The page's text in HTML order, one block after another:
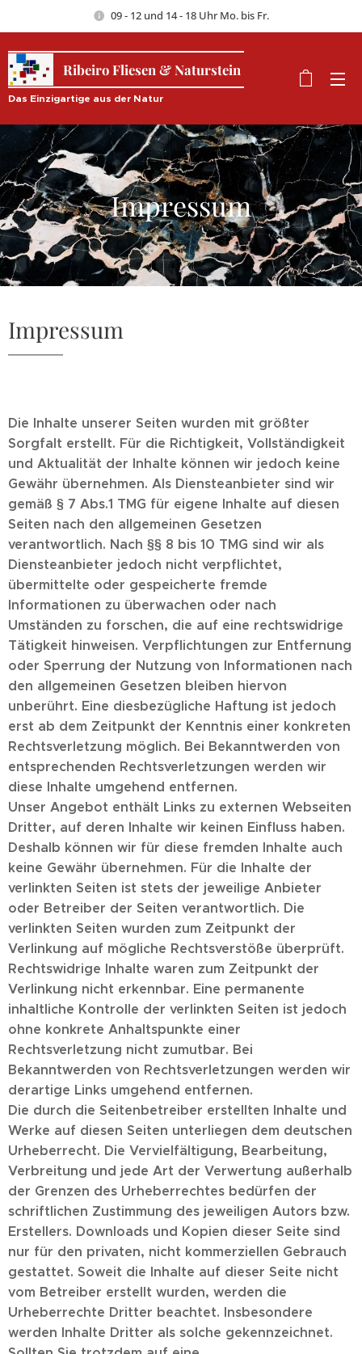
09 - 12 und 14 - 18 Uhr Mo. bis Fr.
Ribeiro Fliesen & Naturstein
Das Einzigartige aus der Natur
Impressum
Impressum
Die Inhalte unserer Seiten wurden mit größter
Sorgfalt erstellt. Für die Richtigkeit, Vollständigkeit
und Aktualität der Inhalte können wir jedoch keine
Gewähr übernehmen. Als Diensteanbieter sind wir
gemäß § 7 Abs.1 TMG für eigene Inhalte auf diesen
Seiten nach den allgemeinen Gesetzen
verantwortlich. Nach §§ 8 bis 10 TMG sind wir als
Diensteanbieter jedoch nicht verpflichtet,
übermittelte oder gespeicherte fremde
Informationen zu überwachen oder nach
Umständen zu forschen, die auf eine rechtswidrige
Tätigkeit hinweisen. Verpflichtungen zur Entfernung
oder Sperrung der Nutzung von Informationen nach
den allgemeinen Gesetzen bleiben hiervon
unberührt. Eine diesbezügliche Haftung ist jedoch
erst ab dem Zeitpunkt der Kenntnis einer konkreten
Rechtsverletzung möglich. Bei Bekanntwerden von
entsprechenden Rechtsverletzungen werden wir
diese Inhalte umgehend entfernen.
Unser Angebot enthält Links zu externen Webseiten
Dritter, auf deren Inhalte wir keinen Einfluss haben.
Deshalb können wir für diese fremden Inhalte auch
keine Gewähr übernehmen. Für die Inhalte der
verlinkten Seiten ist stets der jeweilige Anbieter
oder Betreiber der Seiten verantwortlich. Die
verlinkten Seiten wurden zum Zeitpunkt der
Verlinkung auf mögliche Rechtsverstöße überprüft.
Rechtswidrige Inhalte waren zum Zeitpunkt der
Verlinkung nicht erkennbar. Eine permanente
inhaltliche Kontrolle der verlinkten Seiten ist jedoch
ohne konkrete Anhaltspunkte einer
Rechtsverletzung nicht zumutbar. Bei
Bekanntwerden von Rechtsverletzungen werden wir
derartige Links umgehend entfernen.
Die durch die Seitenbetreiber erstellten Inhalte und
Werke auf diesen Seiten unterliegen dem deutschen
Urheberrecht. Die Vervielfältigung, Bearbeitung,
Verbreitung und jede Art der Verwertung außerhalb
der Grenzen des Urheberrechtes bedürfen der
schriftlichen Zustimmung des jeweiligen Autors bzw.
Erstellers. Downloads und Kopien dieser Seite sind
nur für den privaten, nicht kommerziellen Gebrauch
gestattet. Soweit die Inhalte auf dieser Seite nicht
vom Betreiber erstellt wurden, werden die
Urheberrechte Dritter beachtet. Insbesondere
werden Inhalte Dritter als solche gekennzeichnet.